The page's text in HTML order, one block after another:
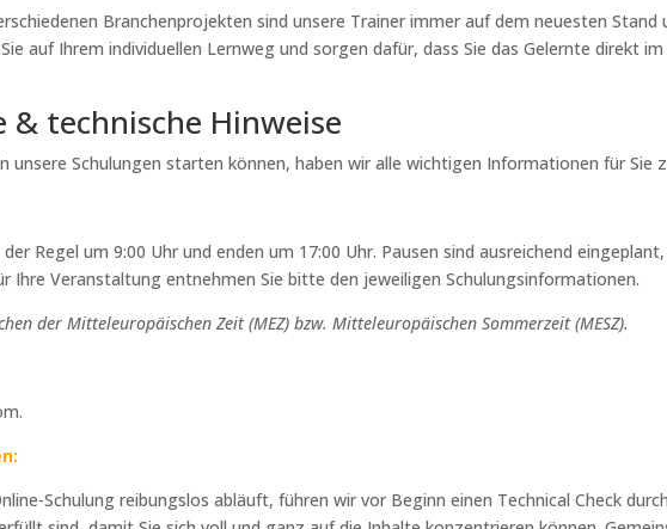
Branchenprojekten sind unsere Trainer immer auf dem neuesten
auf Ihrem individuellen Lernweg und sorgen dafür, dass Sie das Gelernte direkt
technische Hinweise
unsere Schulungen starten können, haben wir alle wichtigen Informationen für Sie
Regel um 9:00 Uhr und enden um 17:00 Uhr. Pausen sind ausreichend
Ihre Veranstaltung entnehmen Sie bitte den jeweiligen Schulungsinformationen.
der Mitteleuropäischen Zeit (MEZ) bzw. Mitteleuropäischen Sommerzeit (MESZ).
Schulung reibungslos abläuft, führen wir vor Beginn einen Technical Check